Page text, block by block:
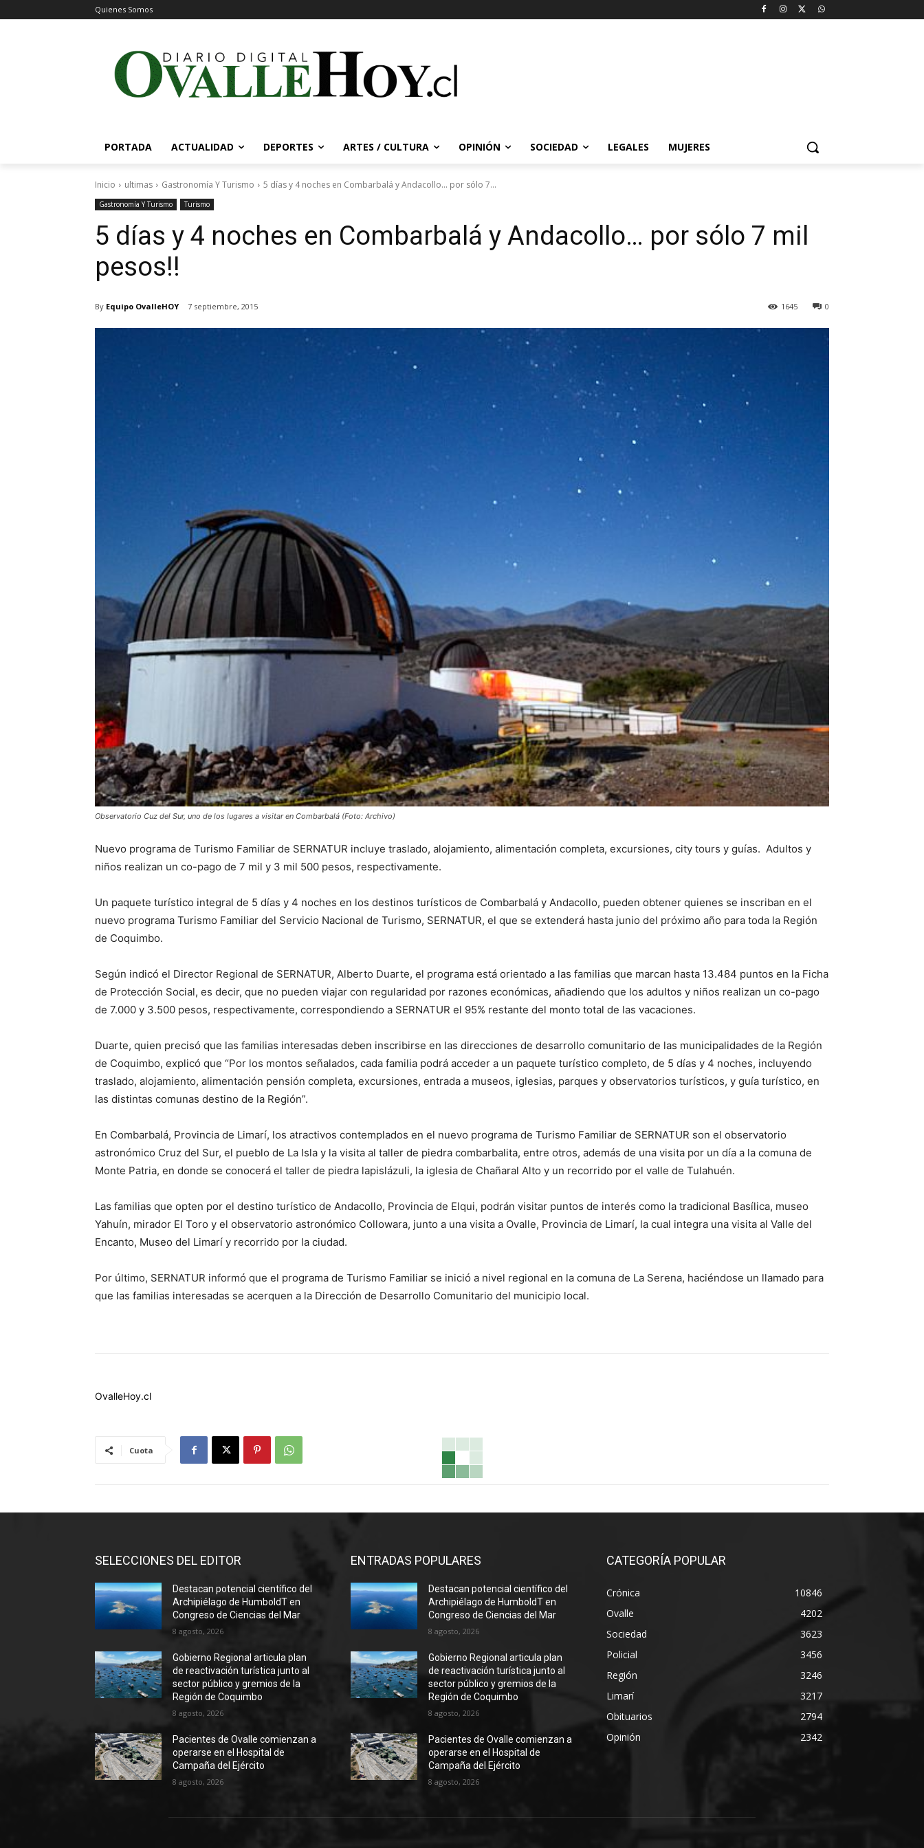
Quienes Somos
PORTADA ACTUALIDAD DEPORTES ARTES / CULTURA OPINIÓN SOCIEDAD LEGALES MUJERES
Inicio ultimas Gastronomía Y Turismo 5 días y 4 noches en Combarbalá y Andacollo… por sólo 7...
Gastronomía Y Turismo Turismo
5 días y 4 noches en Combarbalá y Andacollo… por sólo 7 mil
pesos!!
By Equipo OvalleHOY 7 septiembre, 2015 0
1645
Observatorio Cuz del Sur, uno de los lugares a visitar en Combarbalá (Foto: Archivo)
Nuevo programa de Turismo Familiar de SERNATUR incluye traslado, alojamiento, alimentación completa, excursiones, city tours y guías. Adultos y
niños realizan un co-pago de 7 mil y 3 mil 500 pesos, respectivamente.
Un paquete turístico integral de 5 días y 4 noches en los destinos turísticos de Combarbalá y Andacollo, pueden obtener quienes se inscriban en el
nuevo programa Turismo Familiar del Servicio Nacional de Turismo, SERNATUR, el que se extenderá hasta junio del próximo año para toda la Región
de Coquimbo.
Según indicó el Director Regional de SERNATUR, Alberto Duarte, el programa está orientado a las familias que marcan hasta 13.484 puntos en la Ficha
de Protección Social, es decir, que no pueden viajar con regularidad por razones económicas, añadiendo que los adultos y niños realizan un co-pago
de 7.000 y 3.500 pesos, respectivamente, correspondiendo a SERNATUR el 95% restante del monto total de las vacaciones.
Duarte, quien precisó que las familias interesadas deben inscribirse en las direcciones de desarrollo comunitario de las municipalidades de la Región
de Coquimbo, explicó que “Por los montos señalados, cada familia podrá acceder a un paquete turístico completo, de 5 días y 4 noches, incluyendo
traslado, alojamiento, alimentación pensión completa, excursiones, entrada a museos, iglesias, parques y observatorios turísticos, y guía turístico, en
las distintas comunas destino de la Región”.
En Combarbalá, Provincia de Limarí, los atractivos contemplados en el nuevo programa de Turismo Familiar de SERNATUR son el observatorio
astronómico Cruz del Sur, el pueblo de La Isla y la visita al taller de piedra combarbalita, entre otros, además de una visita por un día a la comuna de
Monte Patria, en donde se conocerá el taller de piedra lapislázuli, la iglesia de Chañaral Alto y un recorrido por el valle de Tulahuén.
Las familias que opten por el destino turístico de Andacollo, Provincia de Elqui, podrán visitar puntos de interés como la tradicional Basílica, museo
Yahuín, mirador El Toro y el observatorio astronómico Collowara, junto a una visita a Ovalle, Provincia de Limarí, la cual integra una visita al Valle del
Encanto, Museo del Limarí y recorrido por la ciudad.
Por último, SERNATUR informó que el programa de Turismo Familiar se inició a nivel regional en la comuna de La Serena, haciéndose un llamado para
que las familias interesadas se acerquen a la Dirección de Desarrollo Comunitario del municipio local.
OvalleHoy.cl
Cuota
SELECCIONES DEL EDITOR
Destacan potencial científico del
Archipiélago de HumboldT en
Congreso de Ciencias del Mar
8 agosto, 2026
Gobierno Regional articula plan
de reactivación turística junto al
sector público y gremios de la
Región de Coquimbo
8 agosto, 2026
Pacientes de Ovalle comienzan a
operarse en el Hospital de
Campaña del Ejército
8 agosto, 2026
ENTRADAS POPULARES
Destacan potencial científico del
Archipiélago de HumboldT en
Congreso de Ciencias del Mar
8 agosto, 2026
Gobierno Regional articula plan
de reactivación turística junto al
sector público y gremios de la
Región de Coquimbo
8 agosto, 2026
Pacientes de Ovalle comienzan a
operarse en el Hospital de
Campaña del Ejército
8 agosto, 2026
CATEGORÍA POPULAR
Crónica
10846
Ovalle
4202
Sociedad
3623
Policial
3456
Región
3246
Limarí
3217
Obituarios
2794
Opinión
2342